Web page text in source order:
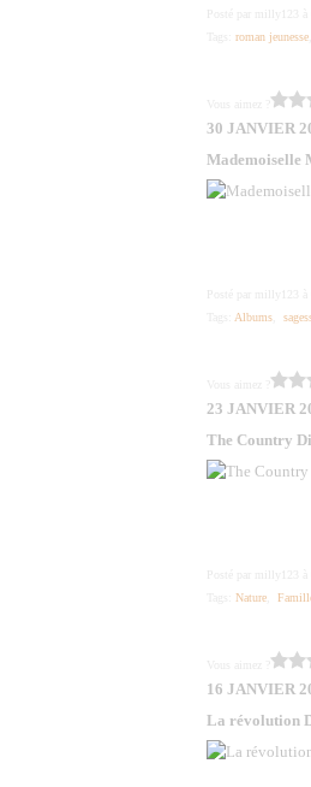
roman jeunesse
Vous aimez ?
30 JANVIER
Mademoiselle
Albums
Vous aimez ?
23 JANVIER
The Country
Nature
Vous aimez ?
16 JANVIER
La révolution